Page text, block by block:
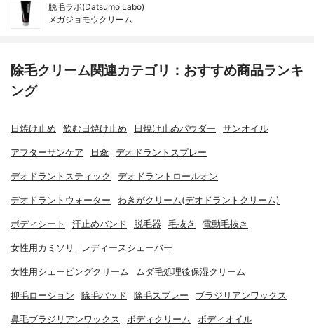
脱毛ラボ(Datsumo Labo)
メガジョモウクリーム
除毛クリーム関連カテゴリ：おすすめ商品ランキ
ング
日焼け止め 飲む日焼け止め 日焼け止めパウダー サンオイル
アフターサンケア 日傘 デオドラントスプレー
デオドラントスティック デオドラントロールオン
デオドラントウォーター わきがクリーム(デオドラントクリーム)
ボディシート 汗止めバンド 脱毛器 毛抜き 電動毛抜き
女性用カミソリ レディースシェーバー
女性用シェービングクリーム ムダ毛処理後保湿クリーム
抑毛ローション 除毛パッド 除毛スプレー ブラジリアンワックス
鼻毛ブラジリアンワックス ボディクリーム ボディオイル